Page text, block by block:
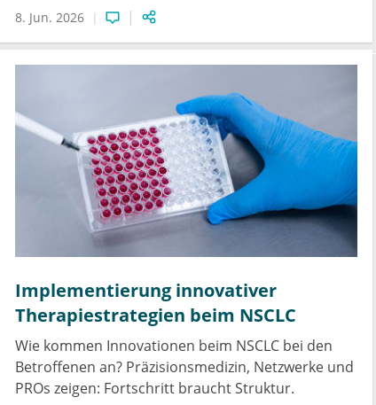
8. Jun. 2026
Implementierung innovativer
Therapiestrategien beim NSCLC
Wie kommen Innovationen beim NSCLC bei den
Betroffenen an? Präzisionsmedizin, Netzwerke und
PROs zeigen: Fortschritt braucht Struktur.